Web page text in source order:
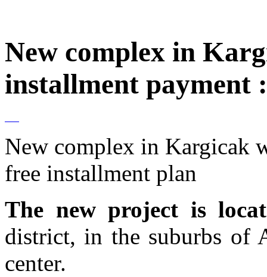
New complex in
installment payment
New complex in Kargicak
free installment plan
The new project is
district, in the suburbs of
center.